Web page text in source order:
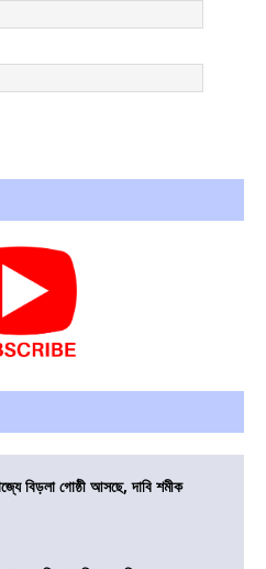
বিড়লা গোষ্ঠী আসছে, দাবি শমীক